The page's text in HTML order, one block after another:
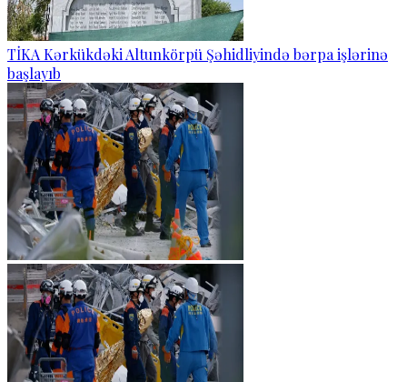
TİKA Kərkükdəki Altunkörpü Şəhidliyində bərpa işlərinə
başlayıb